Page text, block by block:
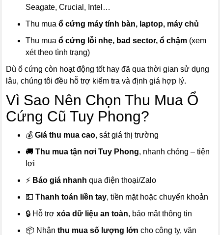
Seagate, Crucial, Intel…
Thu muaổ cứng máy tính bàn, laptop, máy chủ
Thu muaổ cứng lỗi nhẹ, bad sector, ổ chậm (xem
xét theo tình trạng)
Dù ổ cứng còn hoạt động tốt hay đã qua thời gian sử dụng
lâu, chúng tôi đều hỗ trợ kiểm tra và định giá hợp lý.
Vì Sao Nên Chọn Thu Mua Ổ
Cứng Cũ Tuy Phong?
💰Giá thu mua cao, sát giá thị trường
🚚Thu mua tận nơi Tuy Phong, nhanh chóng – tiện
lợi
⚡ Báo giá nhanh qua điện thoại/Zalo
💵Thanh toán liền tay, tiền mặt hoặc chuyển khoản
🔒 Hỗ trợxóa dữ liệu an toàn, bảo mật thông tin
📦 Nhậnthu mua số lượng lớn cho công ty, văn